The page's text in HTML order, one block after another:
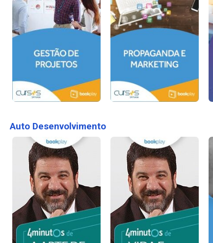
Auto Desenvolvimento